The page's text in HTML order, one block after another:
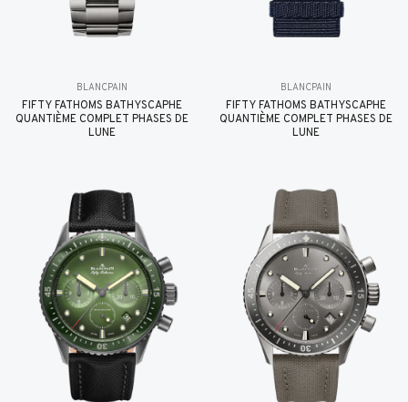
BLANCPAIN
FIFTY FATHOMS BATHYSCAPHE
QUANTIÈME COMPLET PHASES DE
LUNE
BLANCPAIN
FIFTY FATHOMS BATHYSCAPHE
QUANTIÈME COMPLET PHASES DE
LUNE